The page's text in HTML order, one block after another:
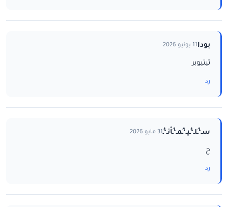
بودا11 يونيو 2026
تيتيوبر
رد
سـ‘ـُلـ‘ـُيـ‘ـُمـ‘ـُاْنـ‘ـُ31 مايو 2026
ح
رد